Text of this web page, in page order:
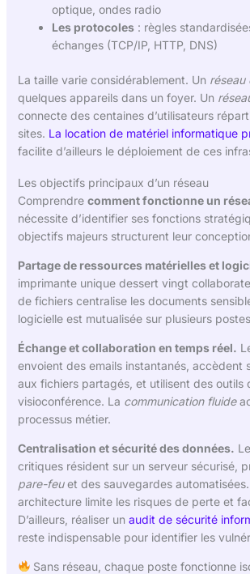
optique, ondes radio
Les protocoles: règles
échanges (TCP/IP, HTTP, DNS)
La taille varie considérablement. Un réseau
quelques appareils dans un foyer. Un
connecte des centaines d’utilisateurs
sites. La location de matériel informatique
facilite d’ailleurs le déploiement de ces
Les objectifs principaux d’un réseau
Comprendre comment fonctionne un
nécessite d’identifier ses fonctions
objectifs majeurs structurent leur
Partage de ressources matérielles et
imprimante unique dessert vingt
de fichiers centralise les documents
logicielle est mutualisée sur plusieurs
Échange et collaboration en temps réel.
envoient des emails instantanés, accèdent
aux fichiers partagés, et utilisent des outils
visioconférence. La communication fluide
processus métier.
Centralisation et sécurité des données.
critiques résident sur un serveur sécurisé,
pare-feuet des sauvegardes
architecture limite les risques de perte et
D’ailleurs, réaliser un audit de sécurité
reste indispensable pour identifier les
Sans réseau, chaque poste fonctionne